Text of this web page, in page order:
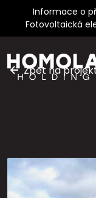
Informace o
Fotovoltaická
Zpět na